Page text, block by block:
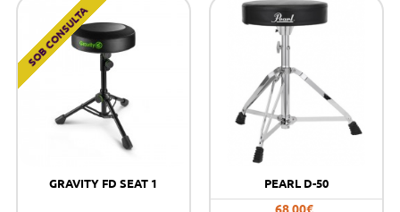
SOB CONSULTA
GRAVITY FD SEAT 1 PEARL D-50
68,00€